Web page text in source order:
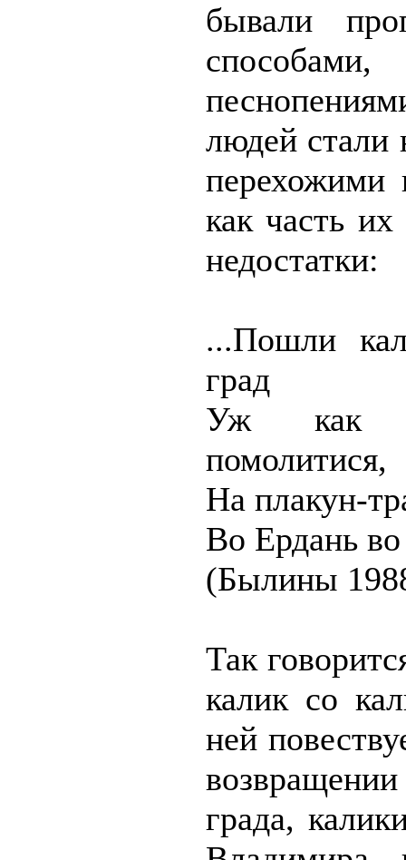
бывали
людей стали
перехожими
как часть
недостатки:
...Пошли
град
Уж как
помолитися,
На плакун-
Во Ердань во
(Былины
Так
калик со
ней
града,